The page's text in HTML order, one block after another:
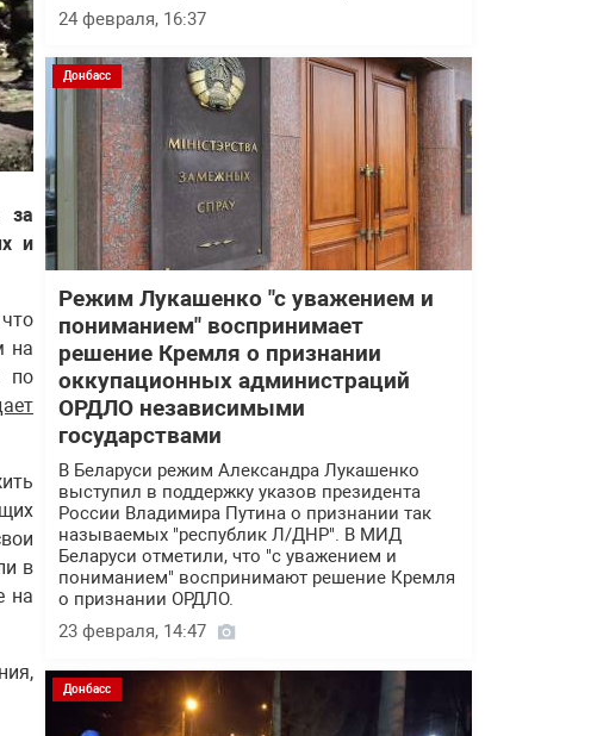
за
и
на
по
в
на
24 февраля, 16:37
Донбасс
Режим Лукашенко "с уважением и
пониманием" воспринимает
решение Кремля о признании
оккупационных администраций
ОРДЛО независимыми
государствами
В Беларуси режим Александра Лукашенко
выступил в поддержку указов президента
России Владимира Путина о признании так
называемых "республик Л/ДНР". В МИД
Беларуси отметили, что "с уважением и
пониманием" воспринимают решение Кремля
о признании ОРДЛО.
23 февраля, 14:47
Донбасс